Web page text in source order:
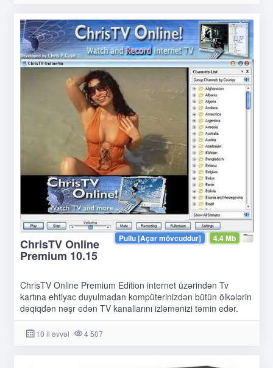
4.4 Mb
Pullu [Açar mövcuddur]
ChrisTV Online
Premium 10.15
ChrisTV Online Premium Edition internet üzərindən Tv
kartına ehtiyac duyulmadan kompüterinizdən bütün ölkələrin
dəqiqdən nəşr edən TV kanallarını izləmənizi təmin edər.
10 il əvvəl 4 507